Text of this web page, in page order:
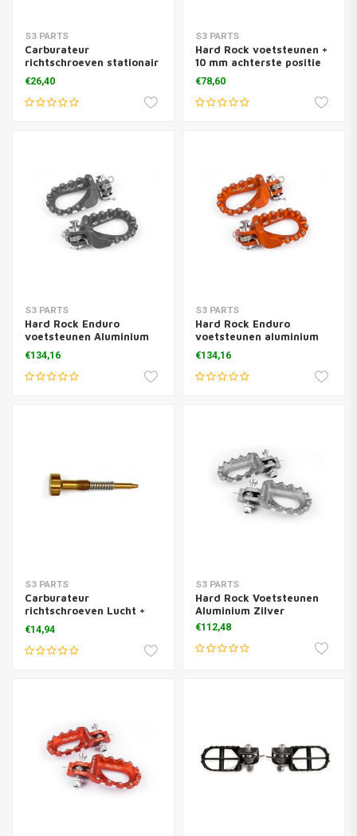
S3 PARTS
Carburateur
richtschroeven stationair
+ lucht + veren zwart
€26,40
S3 PARTS
Hard Rock voetsteunen +
10 mm achterste positie
staal zwart
€78,60
S3 PARTS
Hard Rock Enduro
voetsteunen Aluminium
Titanium
€134,16
S3 PARTS
Hard Rock Enduro
voetsteunen aluminium
oranje
€134,16
S3 PARTS
Carburateur
richtschroeven Lucht +
veren goud
€14,94
S3 PARTS
Hard Rock Voetsteunen
Aluminium Zilver
€112,48